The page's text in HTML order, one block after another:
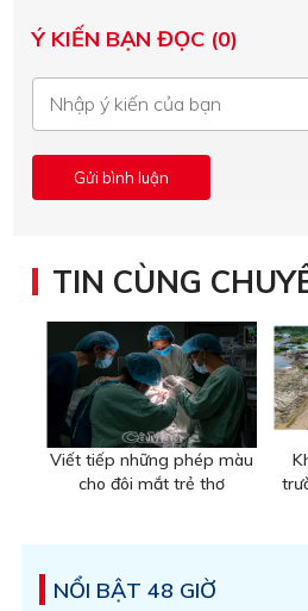
Ý KIẾN BẠN ĐỌC (0)
TIN CÙNG
Viết tiếp những phép màu
cho đôi mắt trẻ thơ
NỔI BẬT 48 GIỜ